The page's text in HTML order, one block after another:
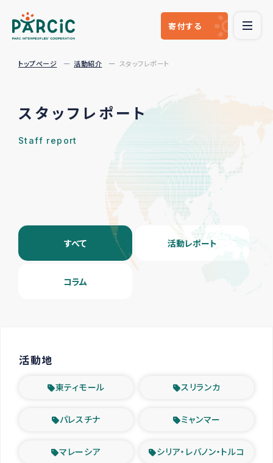
寄付する
トップページ 活動紹介 スタッフレポート
スタッフレポート
Staff report
すべて 活動レポート
コラム
活動地
東ティモール スリランカ
パレスチナ ミャンマー
マレーシア シリア・レバノン・トルコ